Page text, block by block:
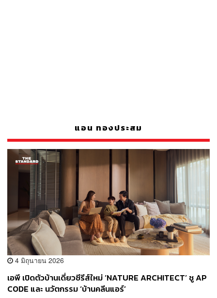
แอน ทองประสม
4 มิถุนายน 2026
เอพี เปิดตัวบ้านเดี่ยวซีรีส์ใหม่ ‘NATURE ARCHITECT’ ชู AP
CODE และ นวัตกรรม ‘บ้านคลีนแอร์’